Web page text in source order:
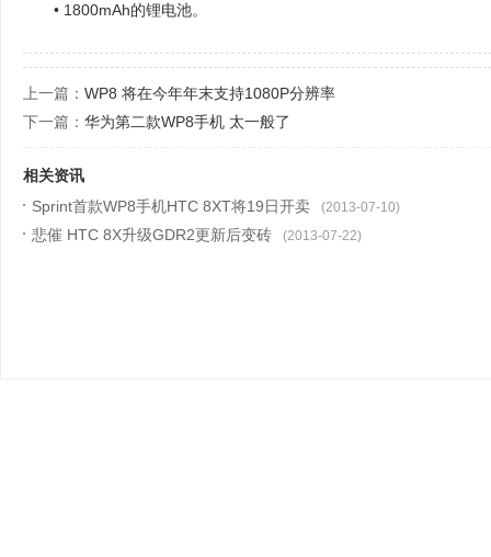
• 1800mAh的锂电池。
上一篇： WP8 将在今年年末支持1080P分辨率
下一篇： 华为第二款WP8手机 太一般了
相关资讯
Sprint首款WP8手机HTC 8XT将19日开卖
(2013-07-10)
悲催 HTC 8X升级GDR2更新后变砖 (2013-07-22)